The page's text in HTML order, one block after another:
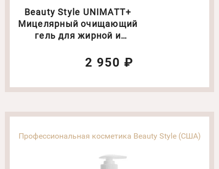
Beauty Style UNIMATT+
Мицелярный очищающий
гель для жирной и
460 мл2 950 ₽
Профессиональная косметика Beauty Style (США)